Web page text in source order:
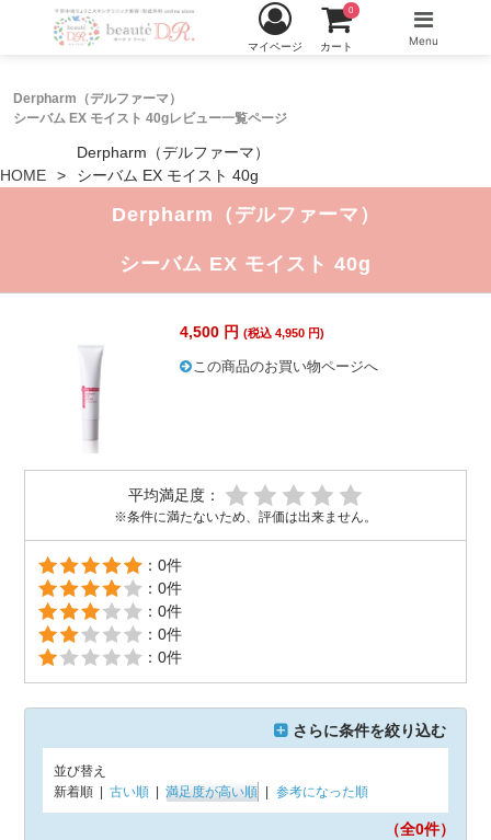
Derpharm（デルファーマ）
シーバム EX モイスト 40gレビュー一覧ページ
マイページ カート
0
Menu
HOME
Derpharm（デルファーマ）
シーバム EX モイスト 40g
Derpharm（デルファーマ）
シーバム EX モイスト 40g
4,500 円 (税込 4,950 円)
この商品のお買い物ページへ
平均満足度：
※条件に満たないため、評価は出来ません。
：0件
：0件
：0件
：0件
：0件
さらに条件を絞り込む
並び替え
新着順
古い順 満足度が高い順 参考になった順
（全0件）